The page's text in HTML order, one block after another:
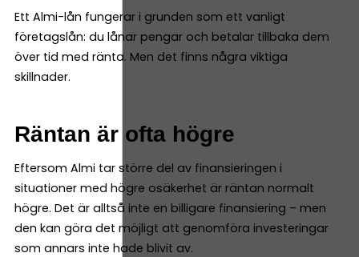
Ett Almi-lån fungerar i grunden som ett vanligt
företagslån: du lånar pengar och betalar tillbaka dem
över tid med ränta. Men det finns några viktiga
skillnader.
Räntan är ofta högre
Eftersom Almi tar större del av finansieringen i
situationer med högre osäkerhet är räntan normalt
högre. Det är alltså inte en billigare finansiering – men
den kan göra det möjligt att genomföra investeringar
som annars inte hade blivit av.